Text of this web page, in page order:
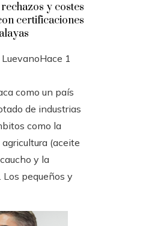
y costes
certificaciones
Hace 1
como un país
de industrias
como la
(aceite
y la
pequeños y